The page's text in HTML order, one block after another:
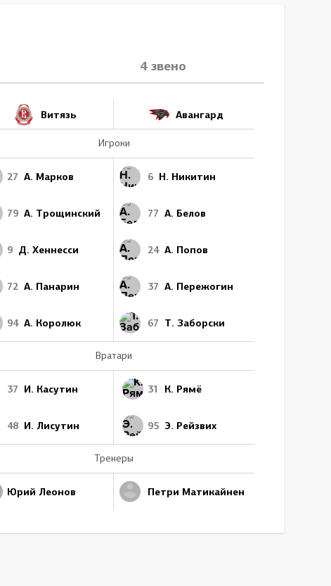
4 звено
Витязь Авангард
Игроки
27 А. Марков 6 Н. Никитин
79 А. Трощинский 77 А. Белов
9 Д. Хеннесси 24 А. Попов
72 А. Панарин 37 А. Пережогин
94 А. Королюк 67 Т. Заборски
Вратари
37 И. Касутин 31 К. Рямё
48 И. Лисутин 95 Э. Рейзвих
Тренеры
Юрий Леонов Петри Матикайнен